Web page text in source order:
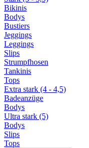
Bikinis
Bodys
Bustiers
Jeggings
Leggings
Slips
Strumpfhosen
Tankinis
Tops
Extra stark (4 - 4,5)
Badeanzüge
Bodys
Ultra stark (5)
Bodys
Slips
Tops